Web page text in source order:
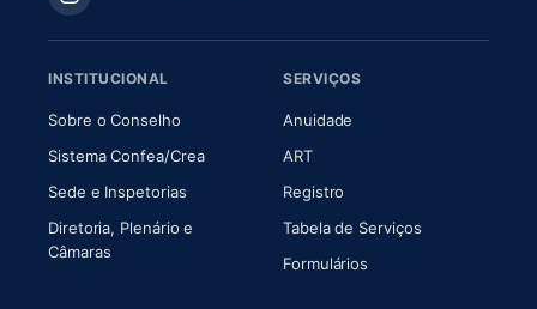
INSTITUCIONAL
Sobre o Conselho(abre em nova aba)
Sistema Confea/Crea(abre em nova aba)
Sede e Inspetorias
Diretoria, Plenário e
Câmaras(abre em nova aba)
SERVIÇOS
Anuidade
ART(abre em nova aba)
Registro
Tabela de Serviços
Formulários